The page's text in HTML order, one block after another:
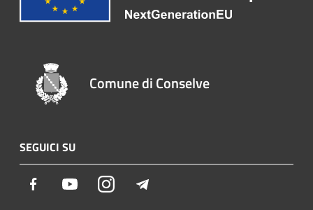
Comune di Conselve
SEGUICI SU
Facebook YoutubeInstagram